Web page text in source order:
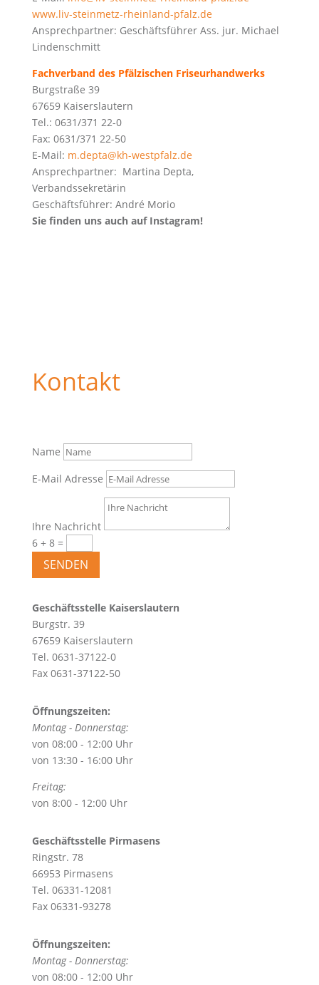
www.liv-steinmetz-rheinland-pfalz.de
Ansprechpartner: Geschäftsführer Ass. jur. Michael
Lindenschmitt
Fachverband des Pfälzischen Friseurhandwerks
Burgstraße 39
67659 Kaiserslautern
Tel.: 0631/371 22-0
Fax: 0631/371 22-50
E-Mail: m.depta@kh-westpfalz.de
Ansprechpartner: Martina Depta,
Verbandssekretärin
Geschäftsführer: André Morio
Sie finden uns auch auf Instagram!
Kontakt
Name
E-Mail Adresse
Ihre Nachricht
6 + 8=
SENDEN
Geschäftsstelle Kaiserslautern
Burgstr. 39
67659 Kaiserslautern
Tel. 0631-37122-0
Fax 0631-37122-50
Öffnungszeiten:
Montag - Donnerstag:
von 08:00 - 12:00 Uhr
von 13:30 - 16:00 Uhr
Freitag:
von 8:00 - 12:00 Uhr
Geschäftsstelle Pirmasens
Ringstr. 78
66953 Pirmasens
Tel. 06331-12081
Fax 06331-93278
Öffnungszeiten:
Montag - Donnerstag:
von 08:00 - 12:00 Uhr